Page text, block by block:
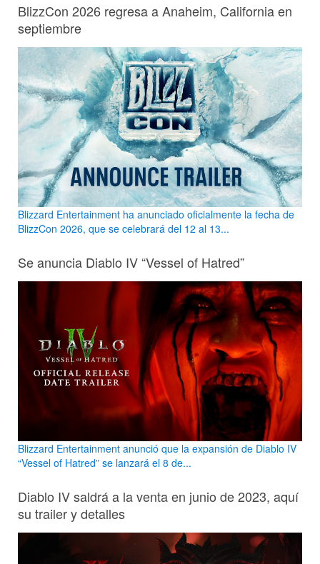
BlizzCon 2026 regresa a Anaheim, California en
septiembre
Blizzard Entertainment ha anunciado oficialmente la fecha de
BlizzCon 2026, que se celebrará del 12 al 13...
Se anuncia Diablo IV “Vessel of Hatred”
Blizzard Entertainment anunció que la expansión de Diablo IV
“Vessel of Hatred” se lanzará el 8 de...
Diablo IV saldrá a la venta en junio de 2023, aquí
su trailer y detalles